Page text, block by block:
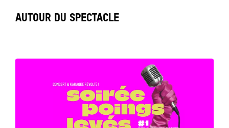
AUTOUR DU SPECTACLE